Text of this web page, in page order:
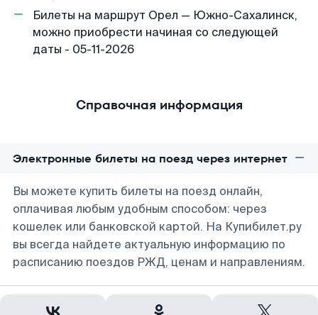
Билеты на маршрут Орел — Южно-Сахалинск,
можно приобрести начиная со следующей
даты - 05-11-2026
Справочная информация
Электронные билеты на поезд через интернет
Вы можете купить билеты на поезд онлайн,
оплачивая любым удобным способом: через
кошелек или банковской картой. На Купибилет.ру
вы всегда найдете актуальную информацию по
расписанию поездов РЖД, ценам и направлениям.